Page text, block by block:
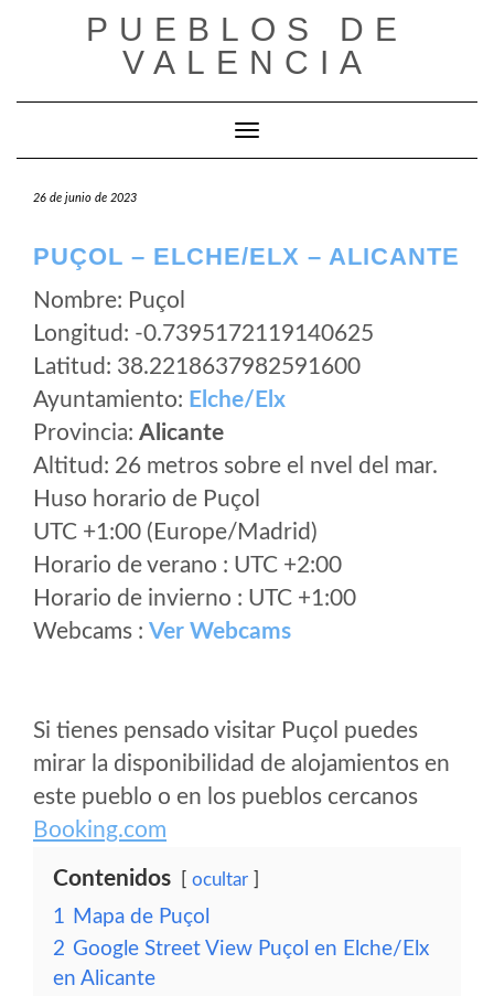
PUEBLOS DE
VALENCIA
Cambiar modo de navegación
26 de junio de 2023
PUÇOL – ELCHE/ELX – ALICANTE
Nombre: Puçol
Longitud: -0.7395172119140625
Latitud: 38.2218637982591600
Ayuntamiento: Elche/Elx
Provincia: Alicante
Altitud: 26 metros sobre el nvel del mar.
Huso horario de Puçol
UTC +1:00 (Europe/Madrid)
Horario de verano : UTC +2:00
Horario de invierno : UTC +1:00
Webcams : Ver Webcams
Si tienes pensado visitar Puçol puedes
mirar la disponibilidad de alojamientos en
este pueblo o en los pueblos cercanos
Booking.com
Contenidos ocultar
1 Mapa de Puçol
2 Google Street View Puçol en Elche/Elx
en Alicante